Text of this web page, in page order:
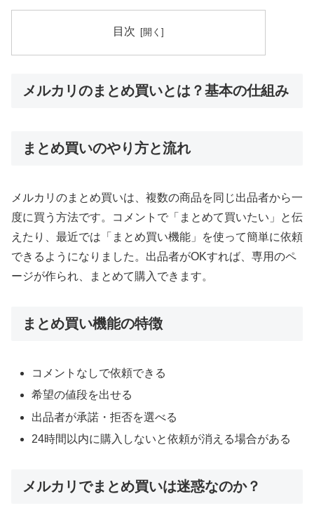
目次
メルカリのまとめ買いとは？基本の仕組み
まとめ買いのやり方と流れ
メルカリのまとめ買いは、複数の商品を同じ出品者から一
度に買う方法です。コメントで「まとめて買いたい」と伝
えたり、最近では「まとめ買い機能」を使って簡単に依頼
できるようになりました。出品者がOKすれば、専用のペ
ージが作られ、まとめて購入できます。
まとめ買い機能の特徴
コメントなしで依頼できる
希望の値段を出せる
出品者が承諾・拒否を選べる
24時間以内に購入しないと依頼が消える場合がある
メルカリでまとめ買いは迷惑なのか？